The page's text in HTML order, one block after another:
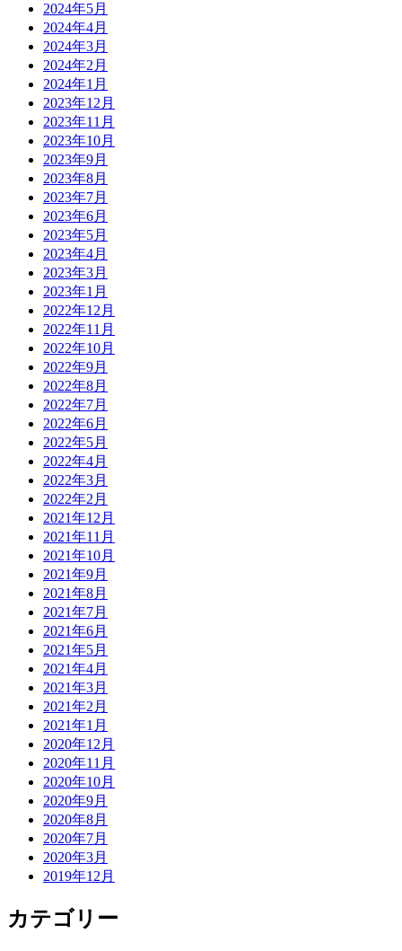
2024年5月
2024年4月
2024年3月
2024年2月
2024年1月
2023年12月
2023年11月
2023年10月
2023年9月
2023年8月
2023年7月
2023年6月
2023年5月
2023年4月
2023年3月
2023年1月
2022年12月
2022年11月
2022年10月
2022年9月
2022年8月
2022年7月
2022年6月
2022年5月
2022年4月
2022年3月
2022年2月
2021年12月
2021年11月
2021年10月
2021年9月
2021年8月
2021年7月
2021年6月
2021年5月
2021年4月
2021年3月
2021年2月
2021年1月
2020年12月
2020年11月
2020年10月
2020年9月
2020年8月
2020年7月
2020年3月
2019年12月
カテゴリー